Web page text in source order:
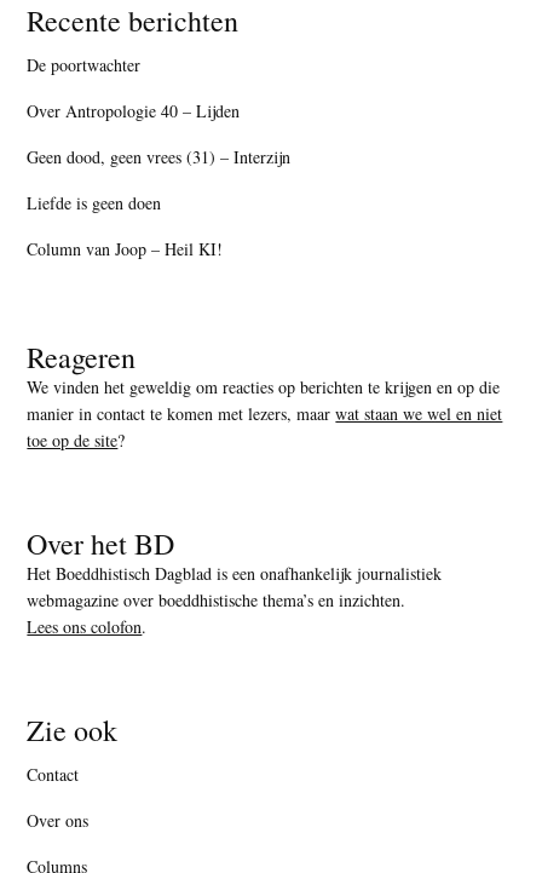
Recente berichten
De poortwachter
Over Antropologie 40 – Lijden
Geen dood, geen vrees (31) – Interzijn
Liefde is geen doen
Column van Joop – Heil KI!
Reageren
We vinden het geweldig om reacties op berichten te krijgen en op die
manier in contact te komen met lezers, maarwat staan we wel en niet
toe op de site?
Over het BD
Het Boeddhistisch Dagblad is een onafhankelijk journalistiek
webmagazine over boeddhistische thema’s en inzichten.
Lees ons colofon.
Zie ook
Contact
Over ons
Columns